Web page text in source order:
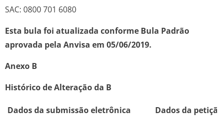
SAC: 0800 701 6080
Esta bula foi atualizada conforme Bula Padrão
aprovada pela Anvisa em 05/06/2019.
Anexo B
Histórico de Alteração da B
Dados da submissão eletrônica Dados da